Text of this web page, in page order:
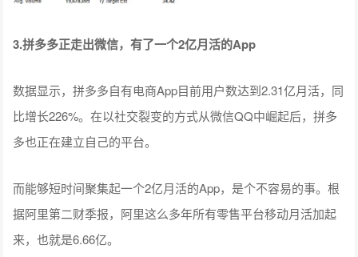
3.拼多多正走出微信，有了一个2亿月活的App
数据显示，拼多多自有电商App目前用户数达到2.31亿月活，同
比增长226%。在以社交裂变的方式从微信QQ中崛起后，拼多
多也正在建立自己的平台。
而能够短时间聚集起一个2亿月活的App，是个不容易的事。根
据阿里第二财季报，阿里这么多年所有零售平台移动月活加起
来，也就是6.66亿。